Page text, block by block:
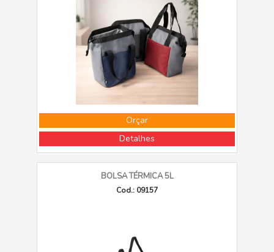
Orçar
Detalhes
BOLSA TÉRMICA 5L
Cod.: 09157